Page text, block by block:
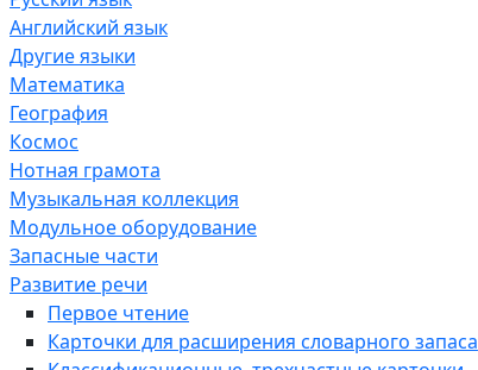
Английский язык
Другие языки
Математика
География
Космос
Нотная грамота
Музыкальная коллекция
Модульное оборудование
Запасные части
Развитие речи
Первое чтение
Карточки для расширения словарного запаса